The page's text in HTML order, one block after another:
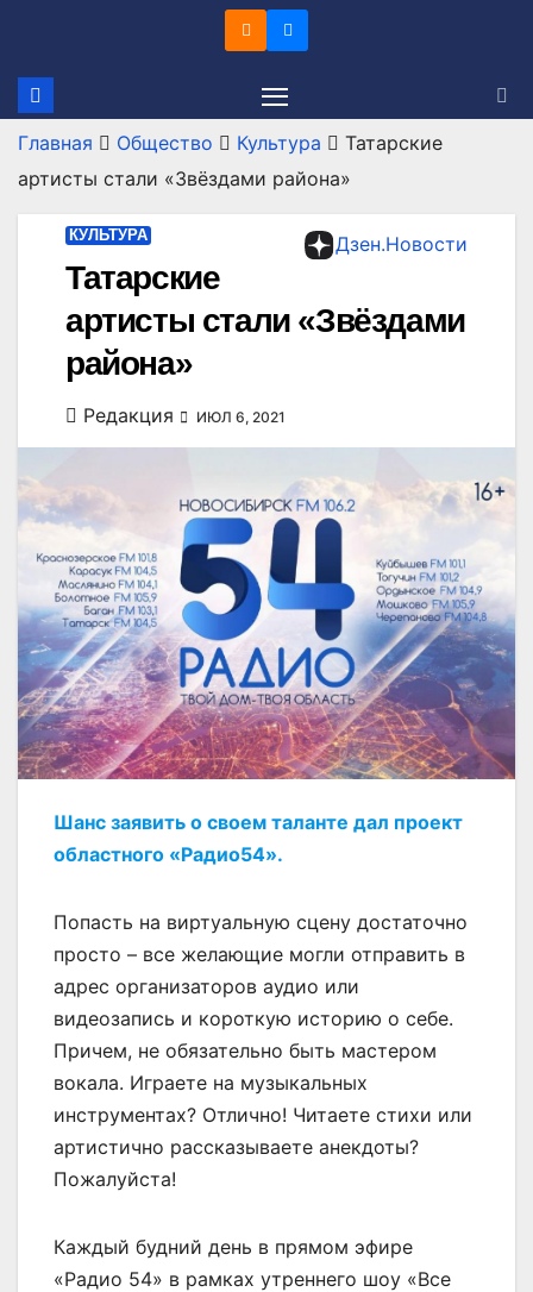
содержимому
Главная Общество Культура
Татарские
артисты стали «Звёздами района»
Дзен.Новости
КУЛЬТУРА
Татарские
артисты стали «Звёздами
района»
Редакция ИЮЛ 6, 2021
Шанс заявить о своем таланте дал проект
областного «Радио54».
Попасть на виртуальную сцену достаточно
просто – все желающие могли отправить в
адрес организаторов аудио или
видеозапись и короткую историю о себе.
Причем, не обязательно быть мастером
вокала. Играете на музыкальных
инструментах? Отлично! Читаете стихи или
артистично рассказываете анекдоты?
Пожалуйста!
Каждый будний день в прямом эфире
«Радио 54» в рамках утреннего шоу «Все